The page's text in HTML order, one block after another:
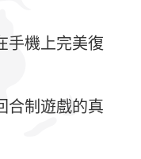
手機上完美復
合制遊戲的真